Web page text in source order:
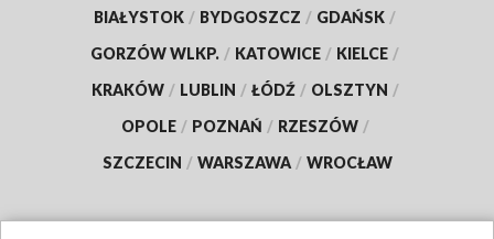
BIAŁYSTOK / BYDGOSZCZ / GDAŃSK /
GORZÓW WLKP. / KATOWICE / KIELCE /
KRAKÓW / LUBLIN / ŁÓDŹ / OLSZTYN /
OPOLE / POZNAŃ / RZESZÓW /
SZCZECIN / WARSZAWA / WROCŁAW